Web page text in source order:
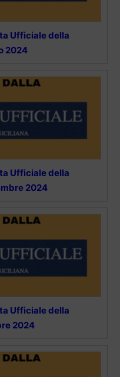
Ufficiale della
2024
Ufficiale della
2024
Ufficiale della
2024